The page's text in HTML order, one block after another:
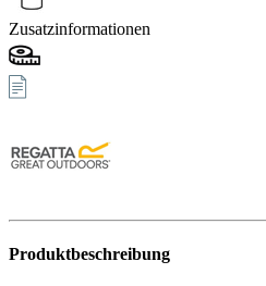
Zusatzinformationen
Produktbeschreibung